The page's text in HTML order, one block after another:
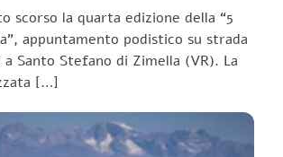
scorso la quarta edizione della “5
appuntamento podistico su strada
Santo Stefano di Zimella (VR). La
[…]